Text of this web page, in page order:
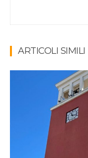
ARTICOLI SIMILI